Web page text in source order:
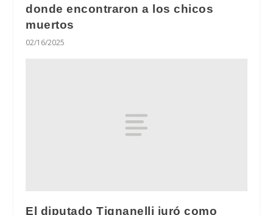
donde encontraron a los chicos
muertos
02/16/2025
El diputado Tignanelli juró como